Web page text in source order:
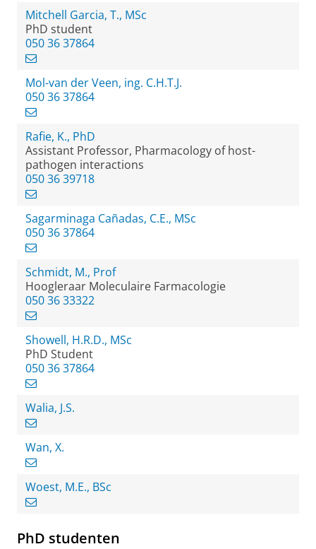
Mitchell Garcia, T., MSc
PhD student
050 36 37864
Mol-van der Veen, ing. C.H.T.J.
050 36 37864
Rafie, K., PhD
Assistant Professor, Pharmacology of host-
pathogen interactions
050 36 39718
Sagarminaga Cañadas, C.E., MSc
050 36 37864
Schmidt, M., Prof
Hoogleraar Moleculaire Farmacologie
050 36 33322
Showell, H.R.D., MSc
PhD Student
050 36 37864
Walia, J.S.
Wan, X.
Woest, M.E., BSc
PhD studenten